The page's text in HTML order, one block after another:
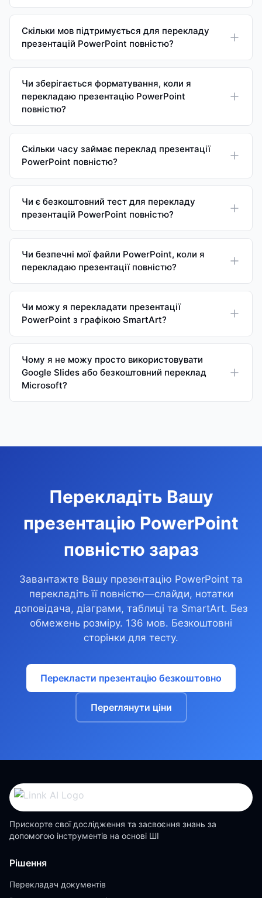
Скільки мов підтримується для перекладу
презентацій PowerPoint повністю?
Чи зберігається форматування, коли я
перекладаю презентацію PowerPoint
повністю?
Скільки часу займає переклад презентації
PowerPoint повністю?
Чи є безкоштовний тест для перекладу
презентацій PowerPoint повністю?
Чи безпечні мої файли PowerPoint, коли я
перекладаю презентації повністю?
Чи можу я перекладати презентації
PowerPoint з графікою SmartArt?
Чому я не можу просто використовувати
Google Slides або безкоштовний переклад
Microsoft?
Перекладіть Вашу
презентацію PowerPoint
повністю зараз
Завантажте Вашу презентацію PowerPoint та
перекладіть її повністю—слайди, нотатки
доповідача, діаграми, таблиці та SmartArt. Без
обмежень розміру. 136 мов. Безкоштовні
сторінки для тесту.
Перекласти презентацію безкоштовно
Переглянути ціни
Прискорте свої дослідження та засвоєння знань за
допомогою інструментів на основі ШІ
Рішення
Перекладач документів